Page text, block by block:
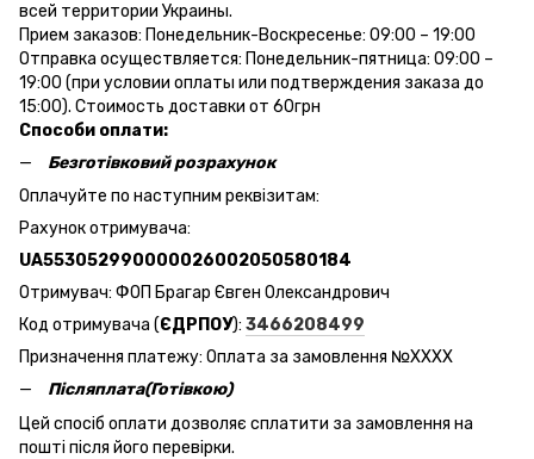
всей территории Украины.
Прием заказов: Понедельник-Воскресенье: 09:00 – 19:00
Отправка осуществляется: Понедельник-пятница: 09:00 –
19:00 (при условии оплаты или подтверждения заказа до
15:00). Стоимость доставки от 60грн
Способи оплати:
Безготівковий розрахунок
Оплачуйте по наступним реквізитам:
Рахунок отримувача:
UA553052990000026002050580184
Отримувач: ФОП Брагар Євген Олександрович
Код отримувача (ЄДРПОУ): 3466208499
Призначення платежу: Оплата за замовлення №ХХХХ
Післяплата(Готівкою)
Цей спосіб оплати дозволяє сплатити за замовлення на
пошті після його перевірки.